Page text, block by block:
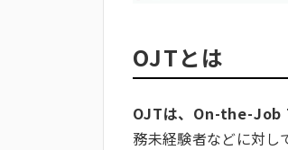
OJTとは
OJTは、On-the-Job
務未経験者などに対し